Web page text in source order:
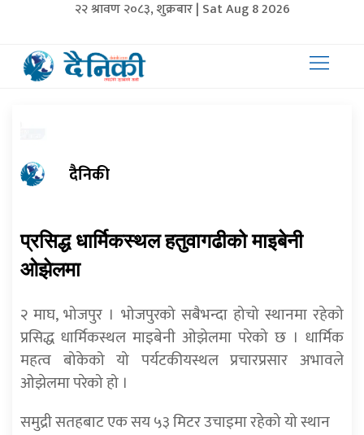
२२ श्रावण २०८३, शुक्रबार | Sat Aug 8 2026
दैनिकी
प्रसिद्ध धार्मिकस्थल हतुवागढीको माइबेनी
ओझेलमा
२ माघ, भोजपुर । भोजपुरको सबैभन्दा होचो स्थानमा रहेको
प्रसिद्ध धार्मिकस्थल माइबेनी ओझेलमा परेको छ । धार्मिक
महत्व बोकेको यो पर्यटकीयस्थल प्रचारप्रसार अभावले
ओझेलमा परेको हो ।
समुद्री सतहबाट एक सय ५३ मिटर उचाइमा रहेको यो स्थान